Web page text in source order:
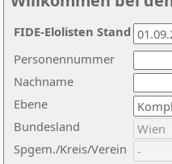
Nachname
Ebene
Personennummer
Bundesland
Spgem./Kreis/Verein
FIDE-Elolisten Stand